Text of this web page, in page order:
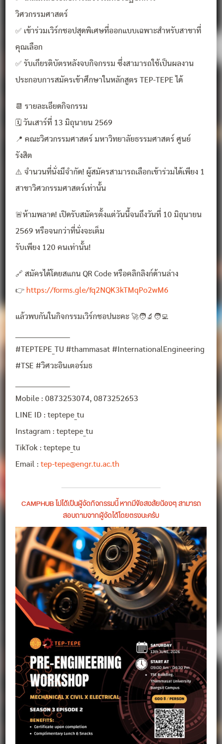
วิศวกรรมศาสตร์
✅ เข้าร่วมเวิร์กชอปสุดพิเศษที่ออกแบบเฉพาะสำหรับสาขาที่
คุณเลือก
✅ รับเกียรติบัตรหลังจบกิจกรรม ซึ่งสามารถใช้เป็นผลงาน
ประกอบการสมัครเข้าศึกษาในหลักสูตร TEP-TEPE ได้
📆 รายละเอียดกิจกรรม
🗓️ วันเสาร์ที่ 13 มิถุนายน 2569
📍 คณะวิศวกรรมศาสตร์ มหาวิทยาลัยธรรมศาสตร์ ศูนย์
รังสิต
⚠️ จำนวนที่นั่งมีจำกัด! ผู้สมัครสามารถเลือกเข้าร่วมได้เพียง 1
สาขาวิศวกรรมศาสตร์เท่านั้น
🚨ห้ามพลาด! เปิดรับสมัครตั้งแต่วันนี้จนถึงวันที่ 10 มิถุนายน
2569 หรือจนกว่าที่นั่งจะเต็ม
รับเพียง 120 คนเท่านั้น!
🔗 สมัครได้โดยสแกน QR Code หรือคลิกลิงก์ด้านล่าง
👉 https://forms.gle/fq2NQK3kTMqPo2wM6
แล้วพบกันในกิจกรรมเวิร์กชอปนะคะ 🚀🧑‍🔬🧑‍💻
#TEPTEPE_TU #thammasat #InternationalEngineering
#TSE #วิศวะอินเตอร์มธ
Mobile : 0873253074, 0873252653
LINE ID : teptepe_tu
Instagram : teptepe_tu
TikTok : teptepe_tu
Email :tep-tepe@engr.tu.ac.th
CAMPHUB ไม่ได้เป็นผู้จัดกิจกรรมนี้ หากมีข้อสงสัยน้องๆ สามารถ
สอบถามจากผู้จัดได้โดยตรงนะครับ